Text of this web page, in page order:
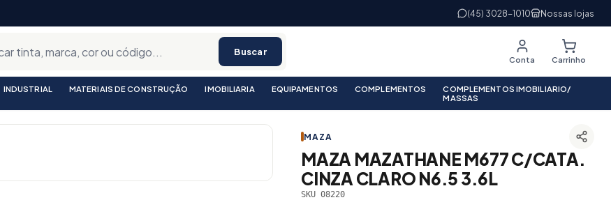
(45) 3028-1010 Nossas lojas
Buscar
Conta Carrinho
INDUSTRIAL MATERIAIS DE CONSTRUÇÃO IMOBILIARIA EQUIPAMENTOS COMPLEMENTOS
COMPLEMENTOS IMOBILIARIO/
MASSAS
MAZA
MAZA MAZATHANE M677 C/CATA.
CINZA CLARO N6.5 3.6L
SKU 08220